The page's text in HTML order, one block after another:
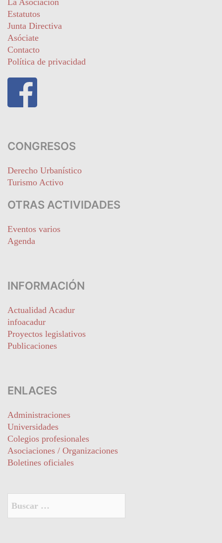
La Asociación
Estatutos
Junta Directiva
Asóciate
Contacto
Política de privacidad
CONGRESOS
Derecho Urbanístico
Turismo Activo
OTRAS ACTIVIDADES
Eventos varios
Agenda
INFORMACIÓN
Actualidad Acadur
infoacadur
Proyectos legislativos
Publicaciones
ENLACES
Administraciones
Universidades
Colegios profesionales
Asociaciones / Organizaciones
Boletines oficiales